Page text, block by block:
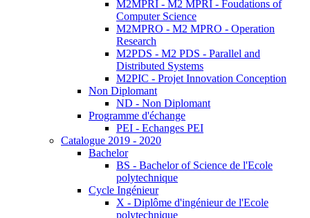
M2MPRI - M2 MPRI - Foudations of
Computer Science
M2MPRO - M2 MPRO - Operation
Research
M2PDS - M2 PDS - Parallel and
Distributed Systems
M2PIC - Projet Innovation Conception
Non Diplomant
ND - Non Diplomant
Programme d'échange
PEI - Echanges PEI
Catalogue 2019 - 2020
Bachelor
BS - Bachelor of Science de l'Ecole
polytechnique
Cycle Ingénieur
X - Diplôme d'ingénieur de l'Ecole
polytechnique